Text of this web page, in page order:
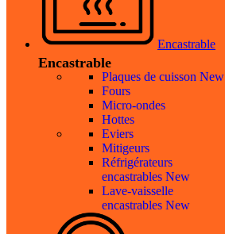
Encastrable
Encastrable
Plaques de cuisson New
Fours
Micro-ondes
Hottes
Eviers
Mitigeurs
Réfrigérateurs
encastrables New
Lave-vaisselle
encastrables New